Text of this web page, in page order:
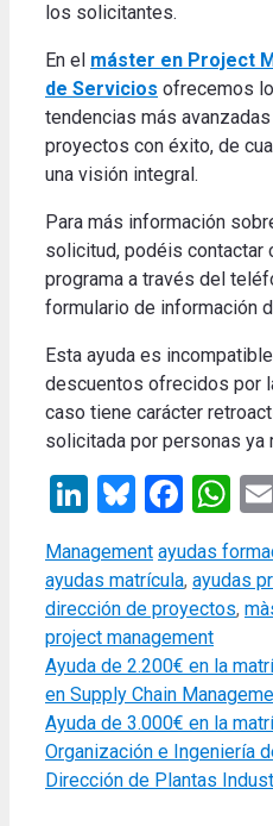
los solicitantes.
En el máster en Project
de Servicios ofrecemos
tendencias más
proyectos con éxito, de
una visión integral.
Para más información
solicitud, podéis contactar
programa a través del
formulario de información
Esta ayuda es
descuentos ofrecidos por
caso tiene carácter
solicitada por personas ya
LinkedIn
Bluesky
Categories
Management Tags
ayudas
ayudas matrícula, ayudas
dirección de proyectos,
project management
Ayuda de 2.200€ en la
en Supply Chain
Ayuda de 3.000€ en la
Organización e Ingeniería
Dirección de Plantas